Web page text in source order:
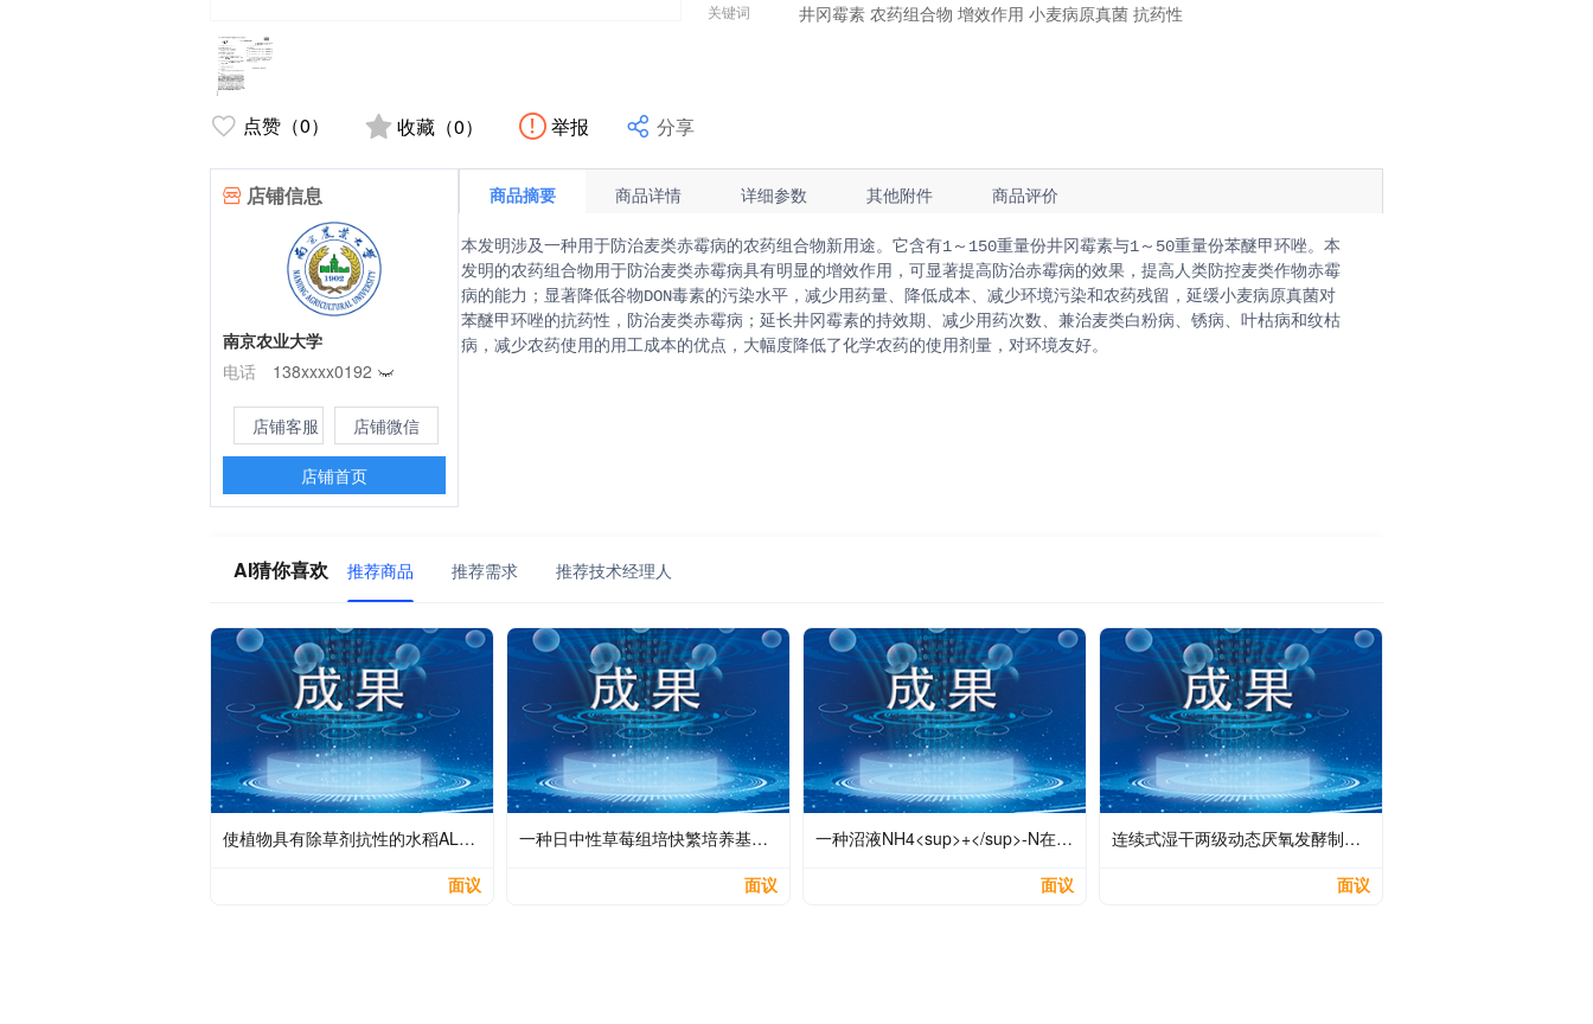
点赞（0） 收藏（0） 举报 分享
关键词 井冈霉素 农药组合物 增效作用 小麦病原真菌 抗药性
店铺信息
南京农业大学
电话
138xxxx0192
店铺客服 店铺微信
店铺首页
商品摘要 商品详情 详细参数 其他附件 商品评价
本发明涉及一种用于防治麦类赤霉病的农药组合物新用途。它含有1～150重量份井冈霉素与1～50重量份苯醚甲环唑。本
发明的农药组合物用于防治麦类赤霉病具有明显的增效作用，可显著提高防治赤霉病的效果，提高人类防控麦类作物赤霉
病的能力；显著降低谷物DON毒素的污染水平，减少用药量、降低成本、减少环境污染和农药残留，延缓小麦病原真菌对
苯醚甲环唑的抗药性，防治麦类赤霉病；延长井冈霉素的持效期、减少用药次数、兼治麦类白粉病、锈病、叶枯病和纹枯
病，减少农药使用的用工成本的优点，大幅度降低了化学农药的使用剂量，对环境友好。
AI猜你喜欢 推荐商品 推荐需求 推荐技术经理人
使植物具有除草剂抗性的水稻ALS突变型蛋白及其应用
面议
一种日中性草莓组培快繁培养基及组培快繁方法
面议
一种沼液NH4<sup>+</sup>-N在线监测与安全利用调控系统及其使用方法
面议
连续式湿干两级动态厌氧发酵制备生物燃气的方法
面议